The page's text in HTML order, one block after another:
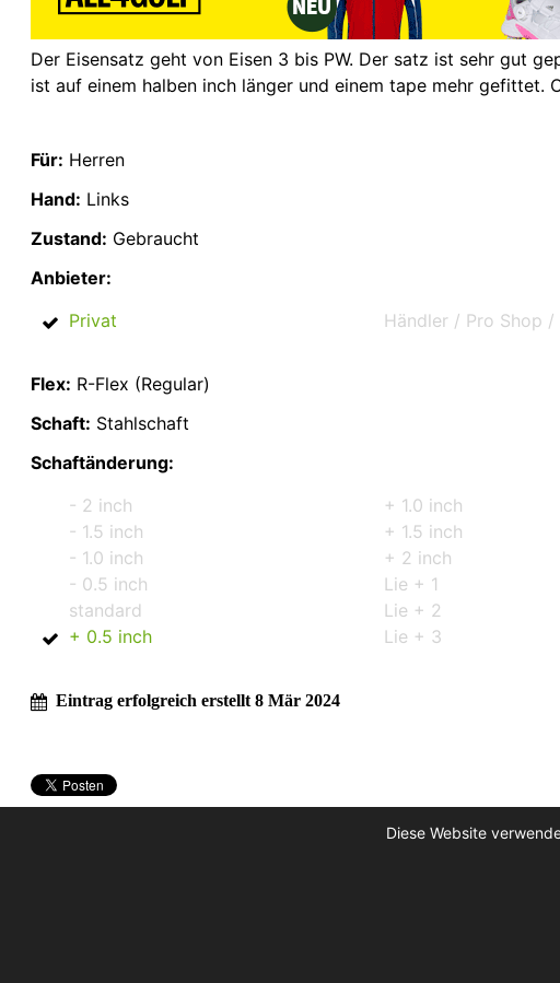
Der Eisensatz geht von Eisen 3 bis PW. Der satz ist sehr gut
ist auf einem halben inch länger und einem tape mehr gefittet.
Für: Herren
Hand: Links
Zustand: Gebraucht
Anbieter:
Privat
Händler / Pro Shop
Flex: R-Flex (Regular)
Schaft: Stahlschaft
Schaftänderung:
- 2 inch
- 1.5 inch
- 1.0 inch
- 0.5 inch
standard
+ 0.5 inch
+ 1.0 inch
+ 1.5 inch
+ 2 inch
Lie + 1
Lie + 2
Lie + 3
Eintrag erfolgreich erstellt 8 Mär 2024
Diese Website